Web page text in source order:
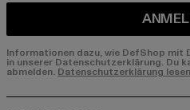
Informationen dazu, wie DefShop mit
in unserer Datenschutzerklärung. Du
abmelden. Datenschutzerklärung